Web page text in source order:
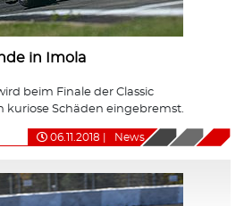
in Imola
beim Finale der Classic
kuriose Schäden eingebremst.
06.11.2018 News